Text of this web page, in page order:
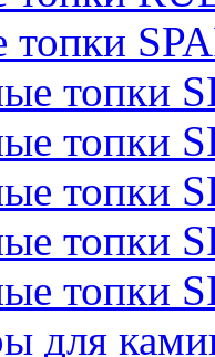
топки
топки
топки
топки
топки
для